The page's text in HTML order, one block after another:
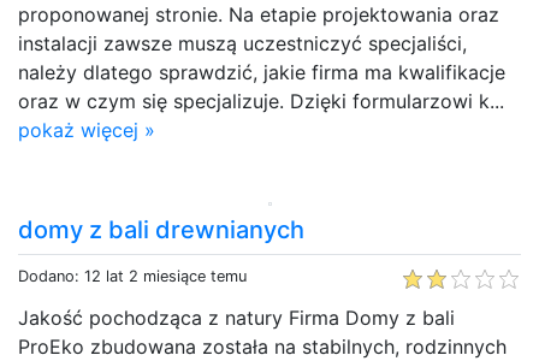
proponowanej stronie. Na etapie projektowania oraz
instalacji zawsze muszą uczestniczyć specjaliści,
należy dlatego sprawdzić, jakie firma ma kwalifikacje
oraz w czym się specjalizuje. Dzięki formularzowi k...
pokaż więcej »
domy z bali drewnianych
Dodano: 12 lat 2 miesiące temu
Jakość pochodząca z natury Firma Domy z bali
ProEko zbudowana została na stabilnych, rodzinnych